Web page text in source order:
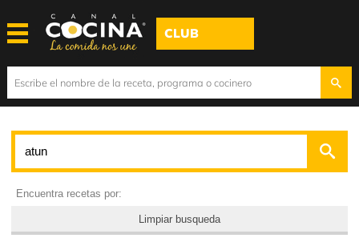
CLUB
Encuentra recetas por:
Limpiar busqueda